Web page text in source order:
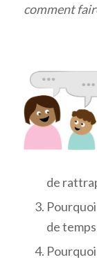
comment
de
de